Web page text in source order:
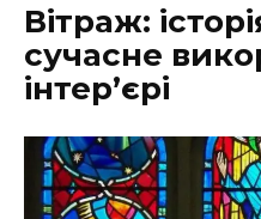
Вітраж:
сучасне
інтер’єрі